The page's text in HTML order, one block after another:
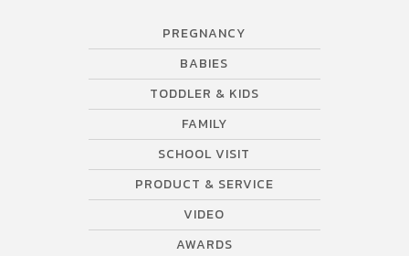
PREGNANCY
BABIES
TODDLER & KIDS
FAMILY
SCHOOL VISIT
PRODUCT & SERVICE
VIDEO
AWARDS